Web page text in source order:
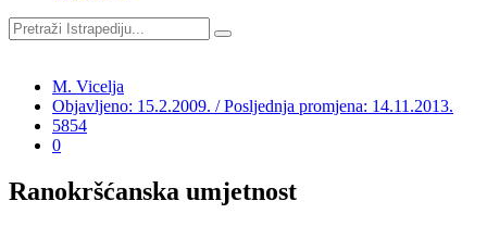
M. Vicelja
Objavljeno: 15.2.2009. / Posljednja promjena: 14.11.2013.
5854
0
Ranokršćanska umjetnost